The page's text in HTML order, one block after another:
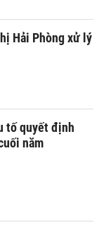
Hải Phòng xử lý
tố quyết định
năm